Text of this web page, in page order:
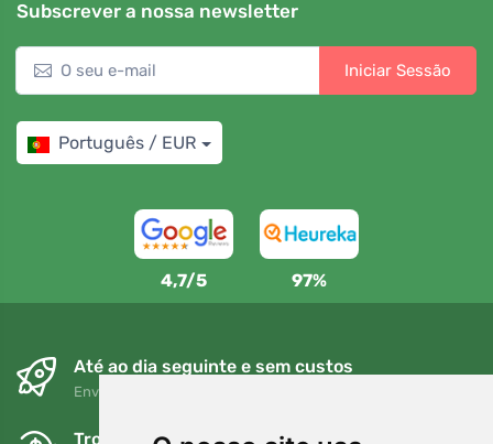
Subscrever a nossa newsletter
Iniciar Sessão
Português / EUR
4,7/5 97%
Até ao dia seguinte e sem custos
Envio gratuito para encomendas superiores a 80 EUR
Trocas e devoluções gratuitas